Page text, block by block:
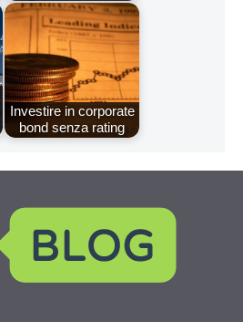
Investire in corporate
bond senza rating